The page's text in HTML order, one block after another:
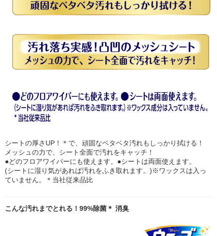
シートの厚さUP！＊で、頑固なベタベタ汚れもしっかり拭ける！
メッシュの力で、シート全面で汚れをキャッチ！
●どのフロアワイパーにも使えます。●シートは両面使えます。
(シートに湿り気があれば汚れをふき取れます。)※ワックスは入っ
ていません。＊当社従来品比
こんな汚れまでとれる！99%除菌＊ 消臭